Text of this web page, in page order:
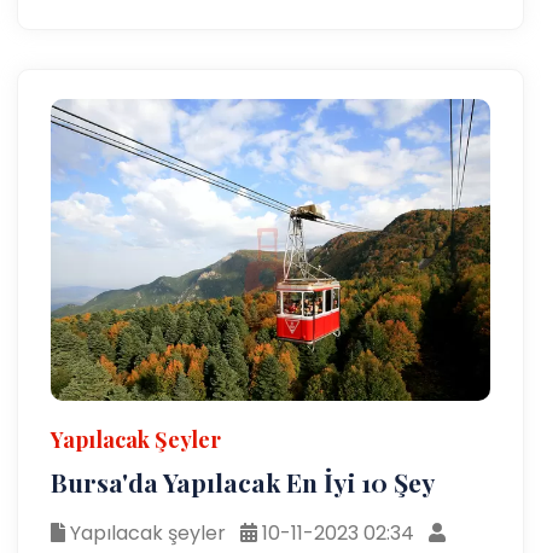
Yapılacak Şeyler
Bursa'da Yapılacak En İyi 10 Şey
Yapılacak şeyler
10-11-2023 02:34